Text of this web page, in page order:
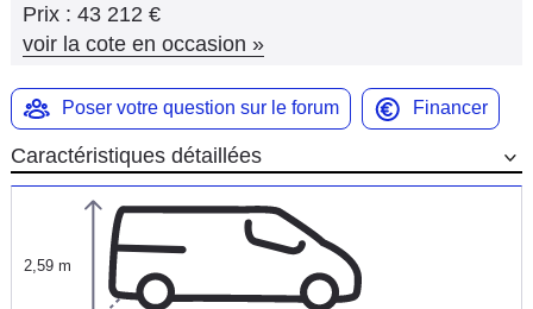
Marques
Prix : 43 212 €
voir la cote en occasion »
Poser votre question sur le forum Financer
Caractéristiques détaillées
2,59 m